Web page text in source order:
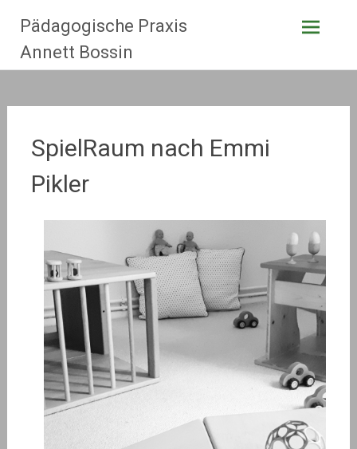
Inhalt
springen
Pädagogische Praxis
Annett Bossin
SpielRaum nach Emmi
Pikler